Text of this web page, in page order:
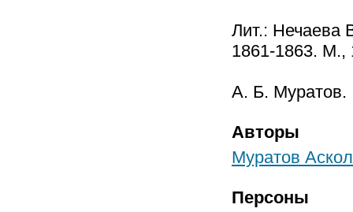
Лит.:
1861-1863. М.,
А. Б. Муратов.
Авторы
Муратов
Персоны